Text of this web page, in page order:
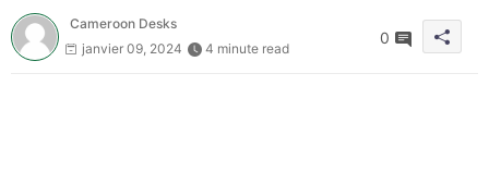
Cameroon Desks
janvier 09, 2024
4 minute read
0